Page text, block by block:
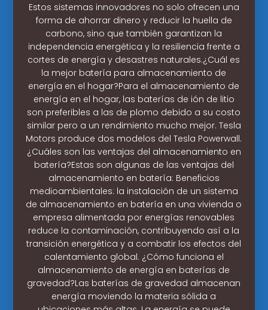
Estos sistemas innovadores no solo ofrecen una
forma de ahorrar dinero y reducir la huella de
carbono, sino que también garantizan la
independencia energética y la resiliencia frente a
cortes de energía y desastres naturales.¿Cuál es
la mejor batería para almacenamiento de
energía en el hogar?Para el almacenamiento de
energía en el hogar, las baterías de ión de litio
son preferibles a las de plomo debido a su costo
similar pero a un rendimiento mucho mejor. Tesla
Motors produce dos modelos del Tesla Powerwall.
¿Cuáles son las ventajas del almacenamiento en
batería?Estas son algunas de las ventajas del
almacenamiento en batería: Beneficios
medioambientales: la instalación de un sistema
de almacenamiento en batería en una vivienda o
empresa alimentada por energías renovables
reduce la contaminación, contribuyendo así a la
transición energética y a combatir los efectos del
calentamiento global. ¿Cómo funciona el
almacenamiento de energía en baterías de
gravedad?Las baterías de gravedad almacenan
energía moviendo la materia sólida a